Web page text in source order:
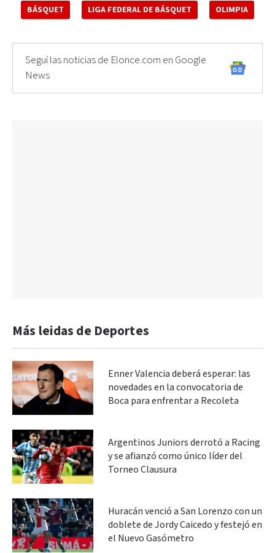
BÁSQUET LIGA FEDERAL DE BÁSQUET OLIMPIA
Seguí las noticias de Elonce.com en Google
News
Más leidas de Deportes
Enner Valencia deberá esperar: las
novedades en la convocatoria de
Boca para enfrentar a Recoleta
Argentinos Juniors derrotó a Racing
y se afianzó como único líder del
Torneo Clausura
Huracán venció a San Lorenzo con un
doblete de Jordy Caicedo y festejó en
el Nuevo Gasómetro